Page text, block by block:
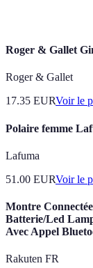
Roger & Gallet
Roger & Gallet
17.35 EURVoir le
Polaire femme
Lafuma
51.00 EURVoir le
Montre
Batterie/Led
Avec Appel
Rakuten FR